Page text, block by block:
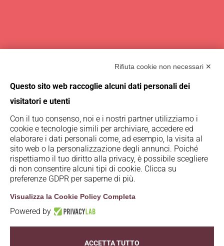
iscrivendoti alla nostra newsletter!
Iscriviti
Agricola Tommasi Viticoltori |privacy policy
Rifiuta cookie non necessari ✕
Questo sito web raccoglie alcuni dati personali dei
visitatori e utenti
Con il tuo consenso, noi e i nostri partner utilizziamo i
cookie e tecnologie simili per archiviare, accedere ed
elaborare i dati personali come, ad esempio, la visita al
sito web o la personalizzazione degli annunci. Poiché
rispettiamo il tuo diritto alla privacy, è possibile scegliere
di non consentire alcuni tipi di cookie. Clicca su
preferenze GDPR per saperne di più.
Visualizza la Cookie Policy Completa
Powered by
ACCETTA TUTTO